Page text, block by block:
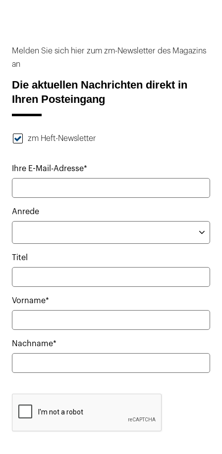
Melden Sie sich hier zum zm-Newsletter des Magazins
an
Die aktuellen Nachrichten direkt in
Ihren Posteingang
zm Heft-Newsletter
Ihre E-Mail-Adresse*
Anrede
Titel
Vorname*
Nachname*